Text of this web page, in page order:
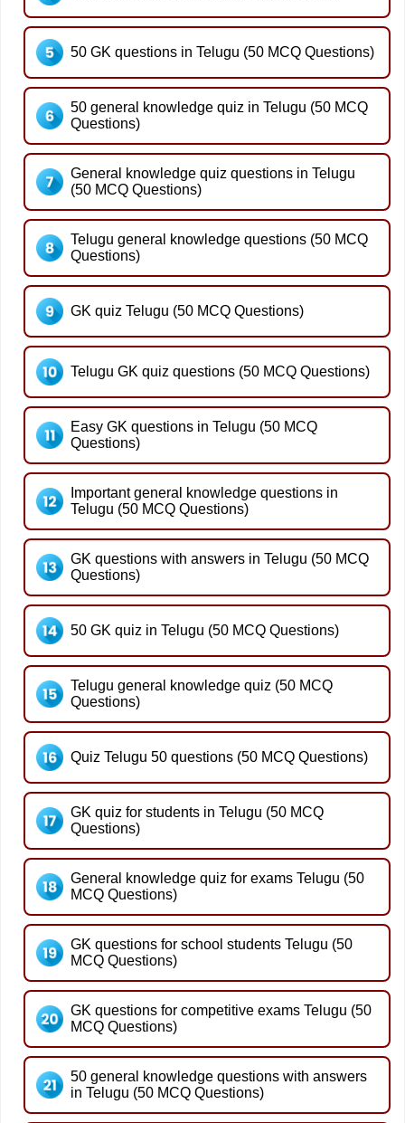
50 GK questions in Telugu (50 MCQ Questions)
50 general knowledge quiz in Telugu (50 MCQ
Questions)
General knowledge quiz questions in Telugu
(50 MCQ Questions)
Telugu general knowledge questions (50 MCQ
Questions)
GK quiz Telugu (50 MCQ Questions)
Telugu GK quiz questions (50 MCQ Questions)
Easy GK questions in Telugu (50 MCQ
Questions)
Important general knowledge questions in
Telugu (50 MCQ Questions)
GK questions with answers in Telugu (50 MCQ
Questions)
50 GK quiz in Telugu (50 MCQ Questions)
Telugu general knowledge quiz (50 MCQ
Questions)
Quiz Telugu 50 questions (50 MCQ Questions)
GK quiz for students in Telugu (50 MCQ
Questions)
General knowledge quiz for exams Telugu (50
MCQ Questions)
GK questions for school students Telugu (50
MCQ Questions)
GK questions for competitive exams Telugu (50
MCQ Questions)
50 general knowledge questions with answers
in Telugu (50 MCQ Questions)